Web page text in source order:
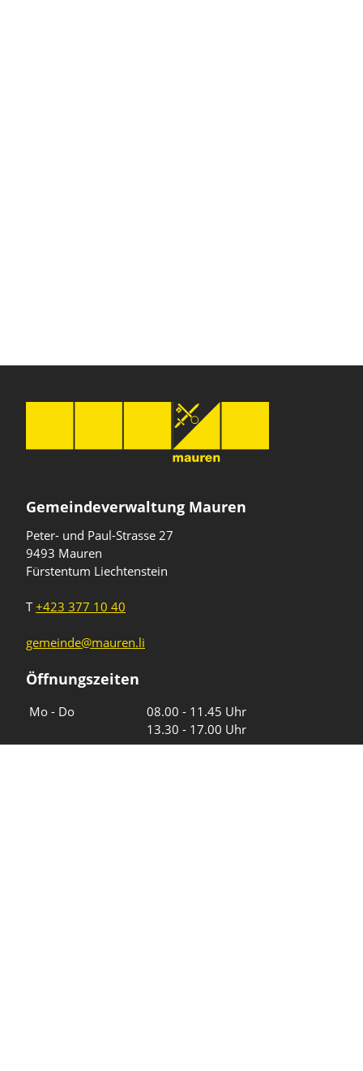
Gemeindeverwaltung Mauren
Peter- und Paul-Strasse 27
9493 Mauren
Fürstentum Liechtenstein
T+423 377 10 40
gemeinde@mauren.li
Öffnungszeiten
Mo - Do
08.00 - 11.45 Uhr
13.30 - 17.00 Uhr